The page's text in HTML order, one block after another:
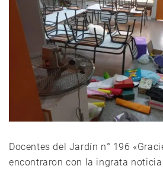
Docentes del Jardín n° 196
encontraron con la ingrata